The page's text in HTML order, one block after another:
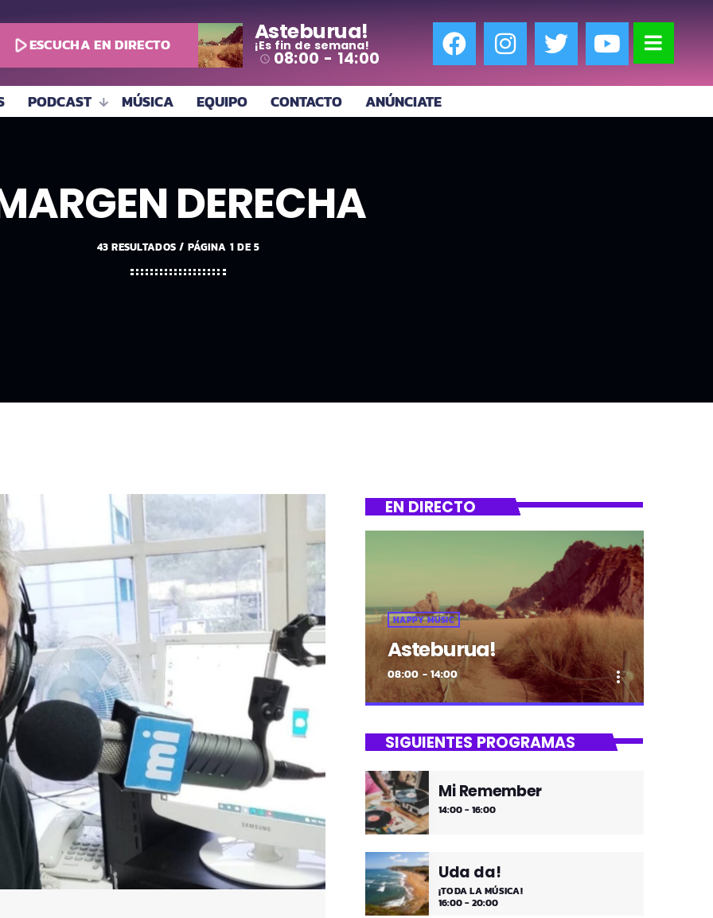
play_arrowESCUCHA EN DIRECTO Asteburua!
¡Es fin de semana!
access_time 08:00 - 14:00
PODCAST MÚSICA EQUIPO CONTACTO ANÚNCIATE
DERECHA
43 RESULTADOS / PÁGINA 1 DE 5
EN DIRECTO
HAPPY MUSIC
Asteburua!
08:00 - 14:00 more_vert
Asteburua!
¡Música y más música los fines de
semana!
SIGUIENTES PROGRAMAS
Mi Remember
14:00 - 16:00
Uda da!
¡TODA LA MÚSICA!
16:00 - 20:00